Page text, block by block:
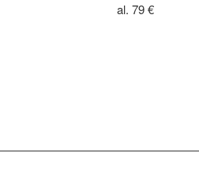
al. 79 €